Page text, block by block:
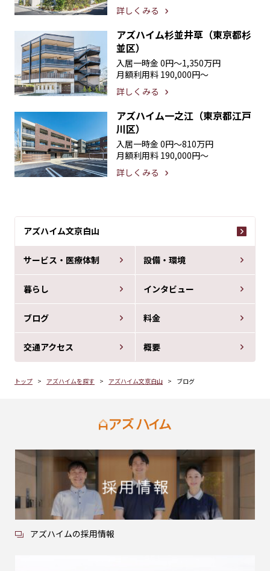
アズハイム文京白山
サービス・医療体制 設備・環境
暮らし インタビュー
ブログ 料金
交通アクセス 概要
トップ アズハイムを探す アズハイム文京白山 ブログ
詳しくみる
アズハイム杉並井草（東京都杉
並区）
入居一時金 0円〜1,350万円
月額利用料 190,000円〜
詳しくみる
アズハイム一之江（東京都江戸
川区）
入居一時金 0円〜810万円
月額利用料 190,000円〜
詳しくみる
アズハイムの採用情報